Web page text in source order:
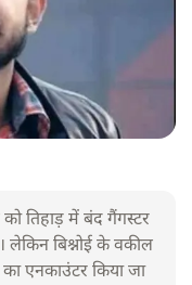
तिहाड़ में बंद गैंगस्टर
लेकिन बिश्नोई के वकील
एनकाउंटर किया जा